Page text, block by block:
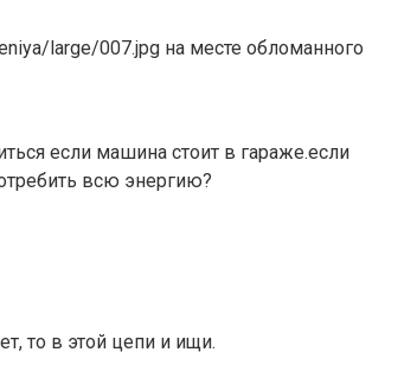
large/007.jpg на месте обломанного
если машина стоит в гараже.если
всю энергию?
то в этой цепи и ищи.